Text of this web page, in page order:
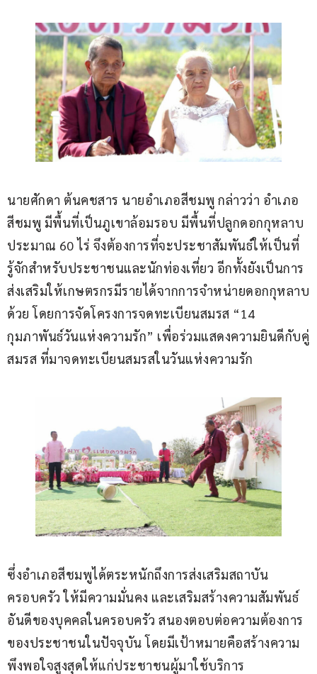
นายศักดา ต้นคชสาร นายอำเภอสีชมพู กล่าวว่า อำเภอ
สีชมพู มีพื้นที่เป็นภูเขาล้อมรอบ มีพื้นที่ปลูกดอกกุหลาบ
ประมาณ 60 ไร่ จึงต้องการที่จะประชาสัมพันธ์ให้เป็นที่
รู้จักสำหรับประชาชนและนักท่องเที่ยว อีกทั้งยังเป็นการ
ส่งเสริมให้เกษตรกรมีรายได้จากการจำหน่ายดอกกุหลาบ
ด้วย โดยการจัดโครงการจดทะเบียนสมรส “14
กุมภาพันธ์วันแห่งความรัก” เพื่อร่วมแสดงความยินดีกับคู่
สมรส ที่มาจดทะเบียนสมรสในวันแห่งความรัก
ซึ่งอำเภอสีชมพูได้ตระหนักถึงการส่งเสริมสถาบัน
ครอบครัว ให้มีความมั่นคง และเสริมสร้างความสัมพันธ์
อันดีของบุคคลในครอบครัว สนองตอบต่อความต้องการ
ของประชาชนในปัจจุบัน โดยมีเป้าหมายคือสร้างความ
พึงพอใจสูงสุดให้แก่ประชาชนผู้มาใช้บริการ